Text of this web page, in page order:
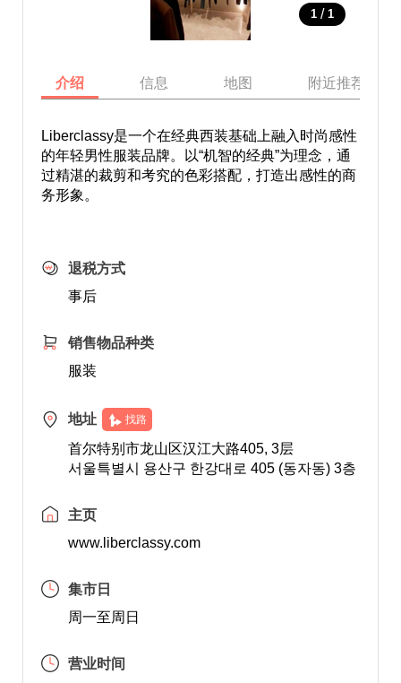
1 / 1
介绍 信息 地图 附近推荐景点
Liberclassy‌是一个在经典西装基础上融入时尚感性
的年轻男性服装品牌。以“机智的经典”为理念，通
过精湛的裁剪和考究的色彩搭配，打造出感性的商
务形象。
退税方式
事后
销售物品种类
服装
地址 找路
首尔特别市龙山区汉江大路405, 3层
서울특별시 용산구 한강대로 405 (동자동) 3층
主页
www.liberclassy.com
集市日
周一至周日
营业时间